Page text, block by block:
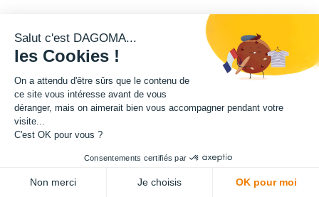
Tête d'impression 0,2 mm Inox, compatible avec votre Imprimante 3D
PRO430 de Dagoma.
350,00 €HT
03 : 14 : 09 : 05
Salut c'est DAGOMA...
les Cookies !
On a attendu d'être sûrs que le contenu de
ce site vous intéresse avant de vous
déranger, mais on aimerait bien vous accompagner pendant votre
visite...
C'est OK pour vous ?
Consentements certifiés par
Non merci Je choisis OK pour moi